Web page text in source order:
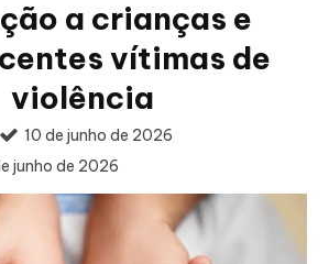
a crianças e
vítimas de
violência
10 de junho de 2026
junho de 2026